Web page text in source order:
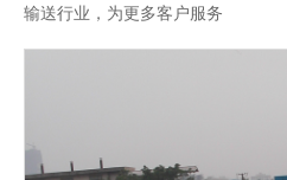
输送行业，为更多客户服务